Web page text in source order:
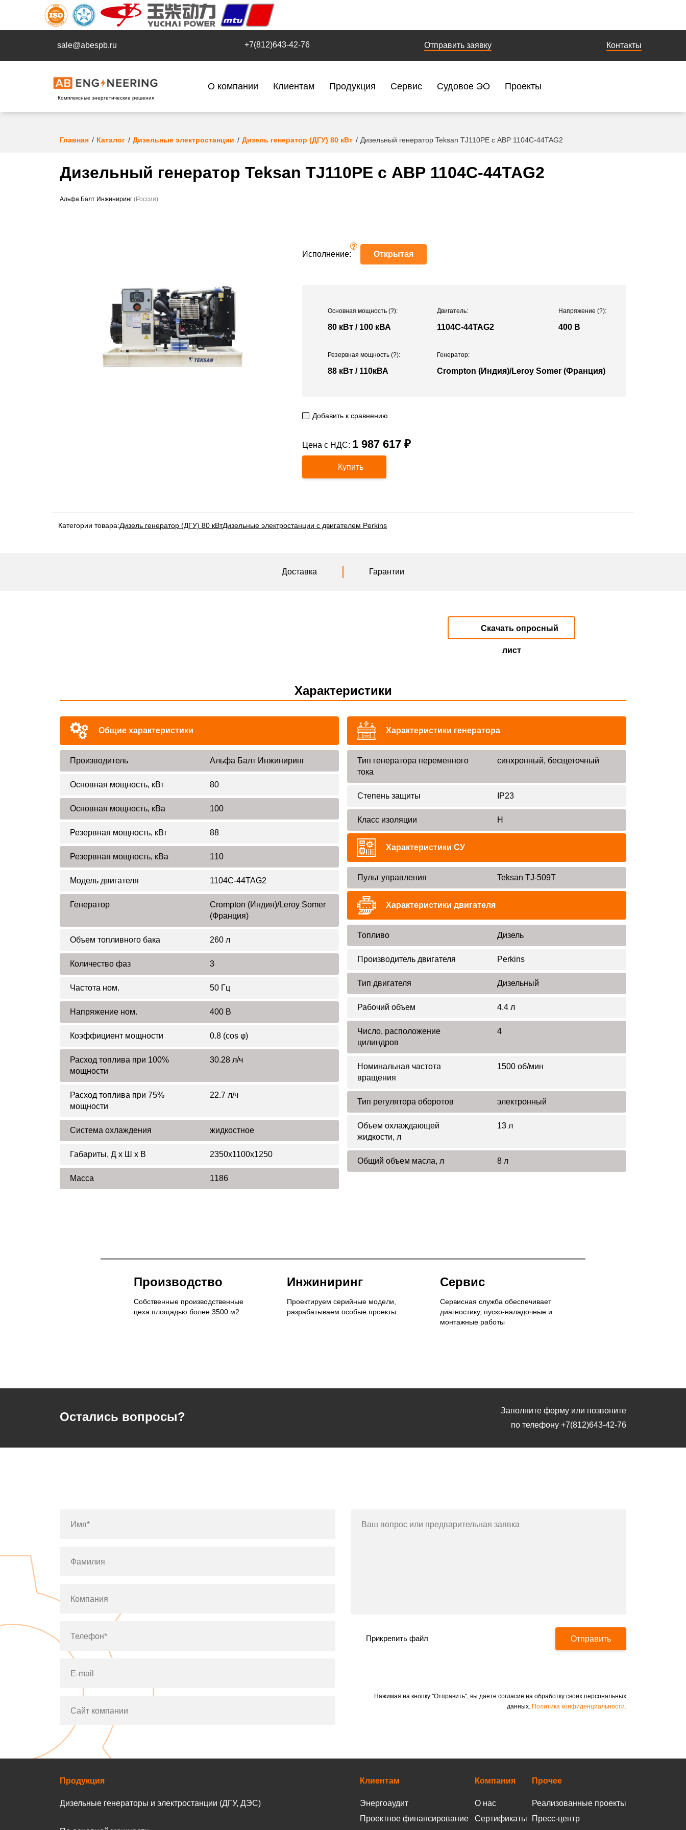
sale@abespb.ru +7(812)643-42-76 Отправить заявку Контакты
Комплексные энергетические решения
О компании Клиентам Продукция Сервис Судовое ЭО Проекты
Главная Каталог Дизельные электростанции Дизель генератор (ДГУ) 80 кВт Дизельный генератор Teksan TJ110PE с АВР 1104C-44TAG2
Дизельный генератор Teksan TJ110PE с АВР 1104C-44TAG2
Альфа Балт Инжиниринг (Россия)
Исполнение:
?
Открытая
Основная мощность (?):
80 кВт / 100 кВА
Двигатель:
1104C-44TAG2
Напряжение(?):
400 В
Резервная мощность (?):
88 кВт / 110кВА
Генератор:
Crompton (Индия)/Leroy Somer (Франция)
Добавить к сравнению
Цена с НДС: 1 987 617 ₽
Купить
Категории товара:Дизель генератор (ДГУ) 80 кВтДизельные электростанции с двигателем Perkins
Доставка Гарантии
Скачать опросный
лист
Характеристики
Общие характеристики
Производитель Альфа Балт Инжиниринг
Основная мощность, кВт 80
Основная мощность, кВа 100
Резервная мощность, кВт 88
Резервная мощность, кВа 110
Модель двигателя 1104C-44TAG2
Генератор
Crompton (Индия)/Leroy Somer
(Франция)
Объем топливного бака 260 л
Количество фаз 3
Частота ном. 50 Гц
Напряжение ном. 400 В
Коэффициент мощности 0.8 (cos φ)
Расход топлива при 100%
мощности
30.28 л/ч
Расход топлива при 75%
мощности
22.7 л/ч
Система охлаждения жидкостное
Габариты, Д x Ш x В 2350x1100x1250
Масса 1186
Характеристики генератора
Тип генератора переменного
тока
синхронный, бесщеточный
Степень защиты IP23
Класс изоляции H
Характеристики СУ
Пульт управления Teksan TJ-509T
Характеристики двигателя
Топливо Дизель
Производитель двигателя Perkins
Тип двигателя Дизельный
Рабочий объем 4.4 л
Число, расположение
цилиндров
4
Номинальная частота
вращения
1500 об/мин
Тип регулятора оборотов электронный
Объем охлаждающей
жидкости, л
13 л
Общий объем масла, л 8 л
Производство
Собственные производственные
цеха площадью более 3500 м2
Инжиниринг
Проектируем серийные модели,
разрабатываем особые проекты
Сервис
Сервисная служба обеспечивает
диагностику, пуско-наладочные и
монтажные работы
Остались вопросы?
Заполните форму или позвоните
по телефону +7(812)643-42-76
Имя*
Фамилия
Компания
Телефон*
E-mail
Сайт компании
Ваш вопрос или предварительная заявка
Прикрепить файл Отправить
Нажимая на кнопку "Отправить", вы даете согласие на обработку своих персональных
данных. Политика конфиденциальности.
Продукция
Дизельные генераторы и электростанции (ДГУ, ДЭС)
Клиентам
Энергоаудит
Проектное финансирование
Компания
О нас
Сертификаты
Прочее
Реализованные проекты
Пресс-центр